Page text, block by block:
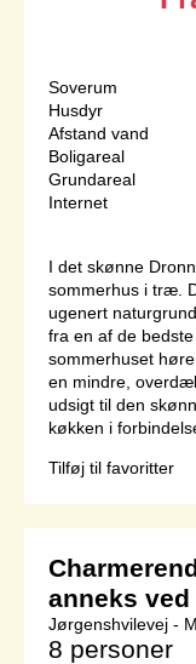
Soverum
Husdyr
Afstand vand
Boligareal
Grundareal
Internet
I det skønne
sommerhus i træ.
ugenert
fra en af de
sommerhuset
en mindre,
udsigt til den
køkken i
Tilføj til favoritter
anneks
Jørgenshvilevej -
8 personer